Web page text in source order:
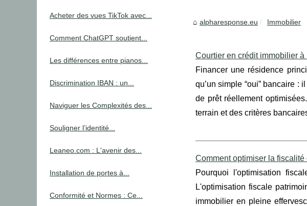
alpharesponse.eu Immobilier
Courtier en crédit immobilier à
Financer une résidence
qu’un simple “oui” bancaire
de prêt réellement
terrain et des critères
Comment optimiser la
Pourquoi l'optimisation
L'optimisation fiscale
immobilier en pleine
Acheter des vues TikTok avec...
Comment ChatGPT soutient...
Les différences entre pianos...
Discrimination IBAN : un...
Naviguer les Complexités des...
Souligner l’identité...
Leaneo.com : L'avenir des...
Installation de portes à...
Conformité et Normes : Ce...